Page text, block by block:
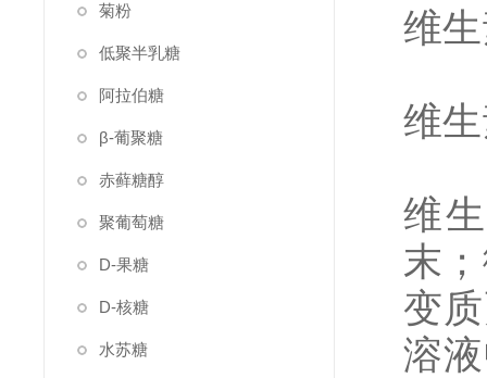
菊粉
低聚半乳糖
阿拉伯糖
β-葡聚糖
赤藓糖醇
聚葡萄糖
D-果糖
D-核糖
水苏糖
维
维
维
末
变
溶